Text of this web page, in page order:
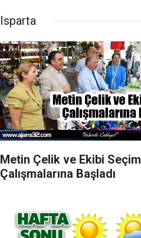
Isparta
Metin Çelik ve Ekibi Seçim
Çalışmalarına Başladı